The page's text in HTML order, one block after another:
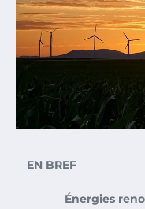
EN BREF
Énergies